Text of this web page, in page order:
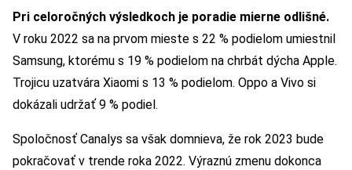
Pri celoročných výsledkoch je poradie mierne odlišné.
V roku 2022 sa na prvom mieste s 22 % podielom umiestnil
Samsung, ktorému s 19 % podielom na chrbát dýcha Apple.
Trojicu uzatvára Xiaomi s 13 % podielom. Oppo a Vivo si
dokázali udržať 9 % podiel.
Spoločnosť Canalys sa však domnieva, že rok 2023 bude
pokračovať v trende roka 2022. Výraznú zmenu dokonca